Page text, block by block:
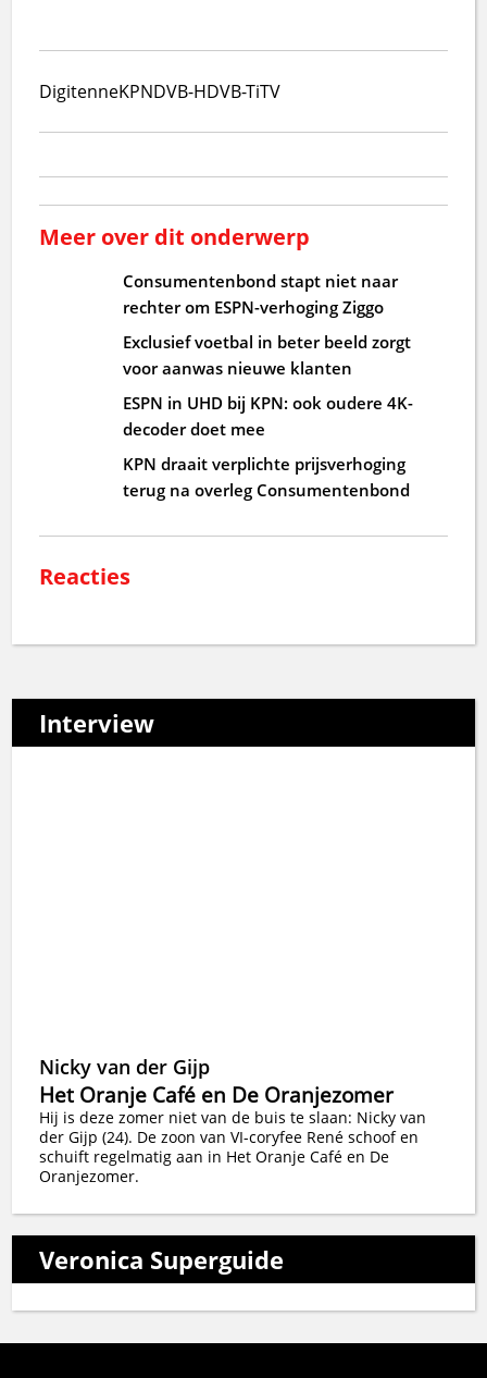
DigitenneKPNDVB-HDVB-TiTV
Meer over dit onderwerp
Consumentenbond stapt niet naar
rechter om ESPN-verhoging Ziggo
Exclusief voetbal in beter beeld zorgt
voor aanwas nieuwe klanten
ESPN in UHD bij KPN: ook oudere 4K-
decoder doet mee
KPN draait verplichte prijsverhoging
terug na overleg Consumentenbond
Reacties
Interview
Nicky van der Gijp
Het Oranje Café en De Oranjezomer
Hij is deze zomer niet van de buis te slaan: Nicky van
der Gijp (24). De zoon van VI-coryfee René schoof en
schuift regelmatig aan in Het Oranje Café en De
Oranjezomer.
Veronica Superguide